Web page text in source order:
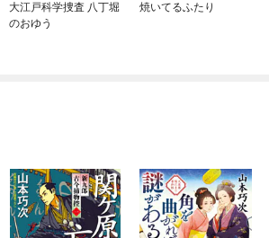
大江戸科学捜査 八丁堀
のおゆう
焼いてるふたり